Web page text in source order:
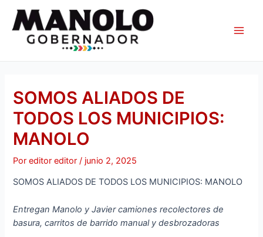
contenido
SOMOS ALIADOS DE
TODOS LOS MUNICIPIOS:
MANOLO
Poreditor editor/ junio 2, 2025
SOMOS ALIADOS DE TODOS LOS MUNICIPIOS: MANOLO
Entregan Manolo y Javier camiones recolectores de
basura, carritos de barrido manual y desbrozadoras
de
entradas